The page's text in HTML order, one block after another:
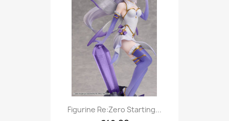
Figurine Re:Zero Starting...